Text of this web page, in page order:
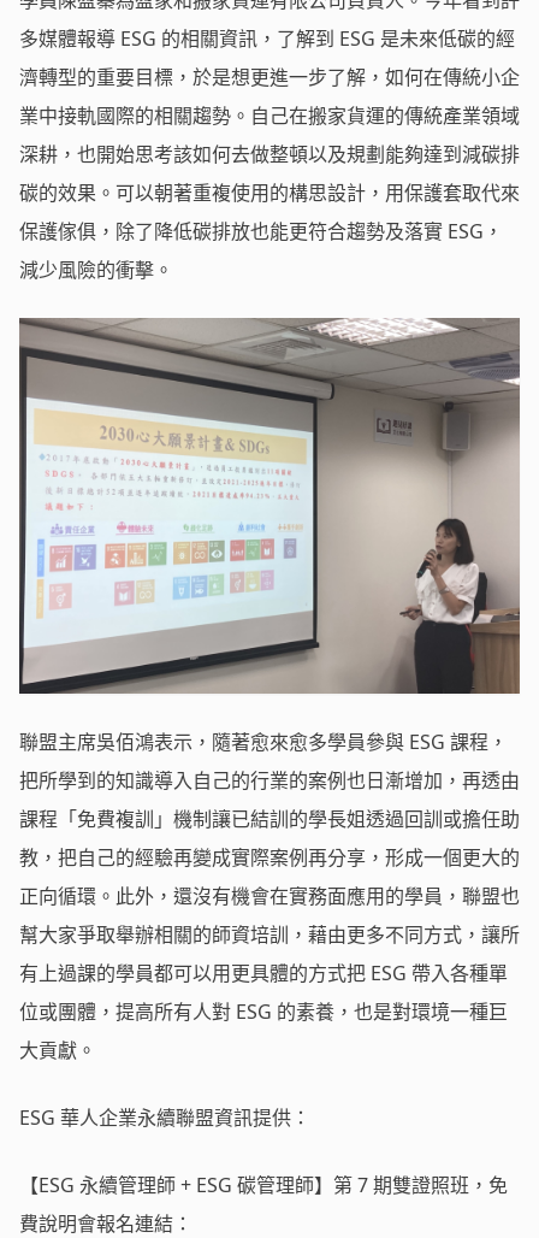
多媒體報導 ESG 的相關資訊，了解到 ESG 是未來低碳的經
濟轉型的重要目標，於是想更進一步了解，如何在傳統小企
業中接軌國際的相關趨勢。自己在搬家貨運的傳統產業領域
深耕，也開始思考該如何去做整頓以及規劃能夠達到減碳排
碳的效果。可以朝著重複使用的構思設計，用保護套取代來
保護傢俱，除了降低碳排放也能更符合趨勢及落實 ESG，
減少風險的衝擊。
聯盟主席吳佰鴻表示，隨著愈來愈多學員參與 ESG 課程，
把所學到的知識導入自己的行業的案例也日漸增加，再透由
課程「免費複訓」機制讓已結訓的學長姐透過回訓或擔任助
教，把自己的經驗再變成實際案例再分享，形成一個更大的
正向循環。此外，還沒有機會在實務面應用的學員，聯盟也
幫大家爭取舉辦相關的師資培訓，藉由更多不同方式，讓所
有上過課的學員都可以用更具體的方式把 ESG 帶入各種單
位或團體，提高所有人對 ESG 的素養，也是對環境一種巨
大貢獻。
ESG 華人企業永續聯盟資訊提供：
【ESG 永續管理師 + ESG 碳管理師】第 7 期雙證照班，免
費說明會報名連結：